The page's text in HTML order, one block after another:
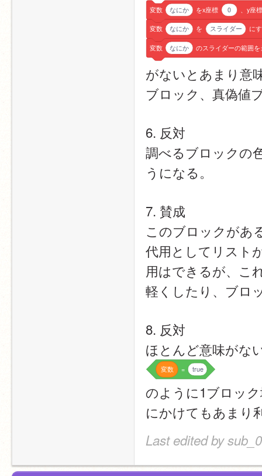
変数 なにか をx座標 0 、y座
変数 なにか を スライダー に
変数 なにか のスライダーの範囲
がないとあまり意
ブロック、真偽値
6. 反対
調べるブロックの
うになる。
7. 賛成
このブロックがあ
代用としてリスト
用はできるが、こ
軽くしたり、ブロ
8. 反対
ほとんど意味がな
変数 = true
のように1ブロッ
にかけてもあまり
Last edited by